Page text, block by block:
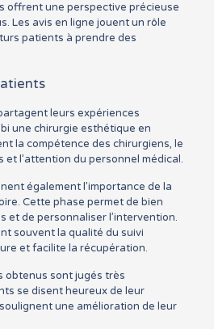
offrent une perspective précieuse
Les avis en ligne jouent un rôle
patients à prendre des
leurs expériences
une chirurgie esthétique en
la compétence des chirurgiens, le
l’attention du personnel médical.
également l’importance de la
Cette phase permet de bien
et de personnaliser l’intervention.
souvent la qualité du suivi
et facilite la récupération.
obtenus sont jugés très
se disent heureux de leur
une amélioration de leur